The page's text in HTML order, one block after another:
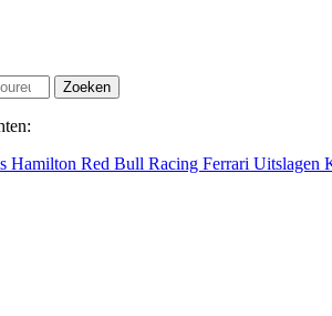
Zoeken
Hamilton Red Bull Racing Ferrari Uitslagen